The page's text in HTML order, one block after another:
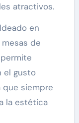
atractivos.
en
de
el gusto
que siempre
la estética